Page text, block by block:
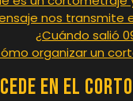
nos transmite
¿Cuándo salió
organizar un
en el